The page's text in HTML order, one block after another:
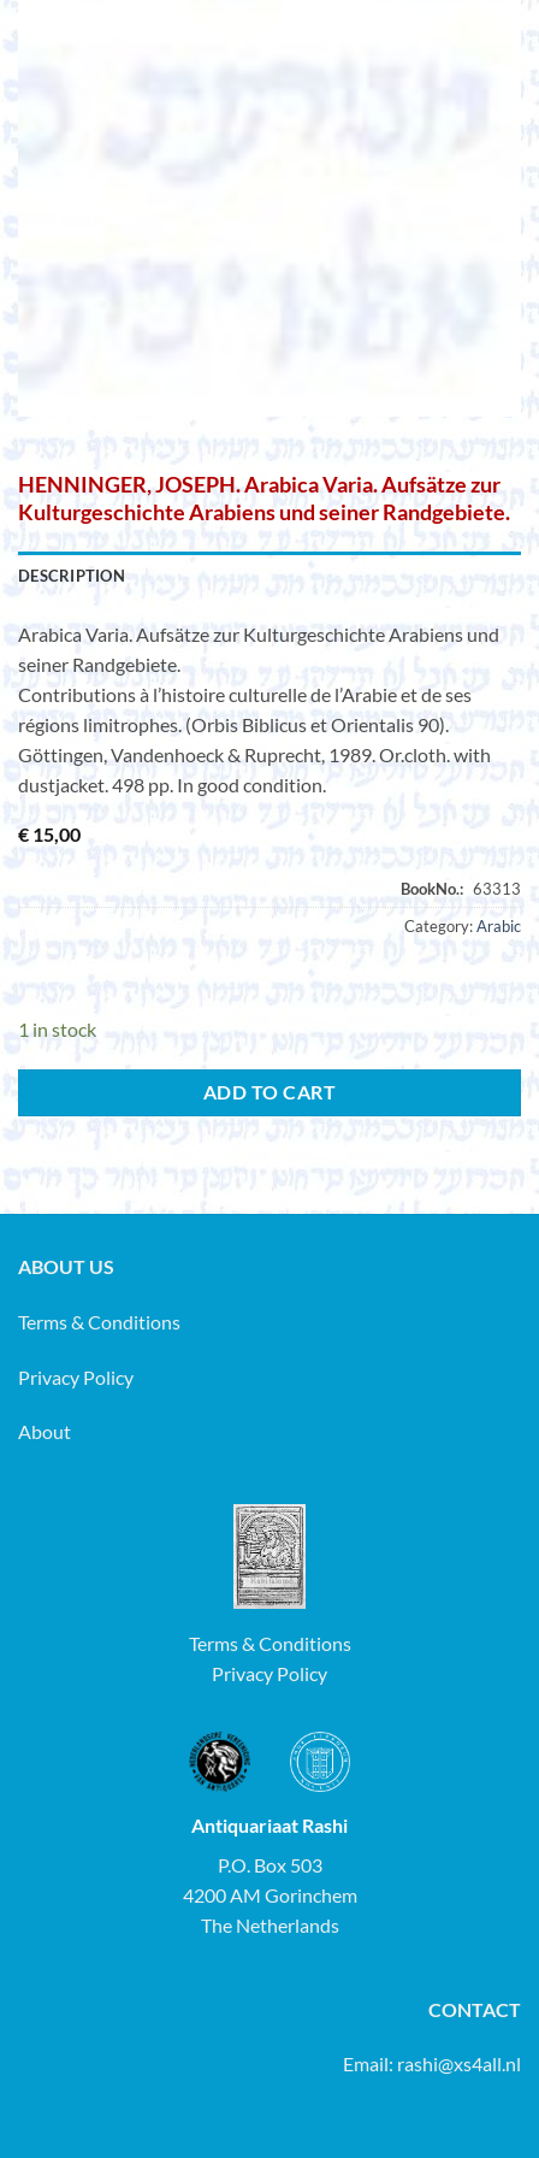
HENNINGER, JOSEPH. Arabica Varia. Aufsätze zur
Kulturgeschichte Arabiens und seiner Randgebiete.
DESCRIPTION
Arabica Varia. Aufsätze zur Kulturgeschichte Arabiens und
seiner Randgebiete.
Contributions à l’histoire culturelle de l’Arabie et de ses
régions limitrophes. (Orbis Biblicus et Orientalis 90).
Göttingen, Vandenhoeck & Ruprecht, 1989. Or.cloth. with
dustjacket. 498 pp. In good condition.
€ 15,00
Category:Arabic
1 in stock
ADD TO CART
ABOUT US
Terms & Conditions
Privacy Policy
About
Terms & Conditions
Privacy Policy
Antiquariaat Rashi
P.O. Box 503
4200 AM Gorinchem
The Netherlands
CONTACT
Email: rashi@xs4all.nl